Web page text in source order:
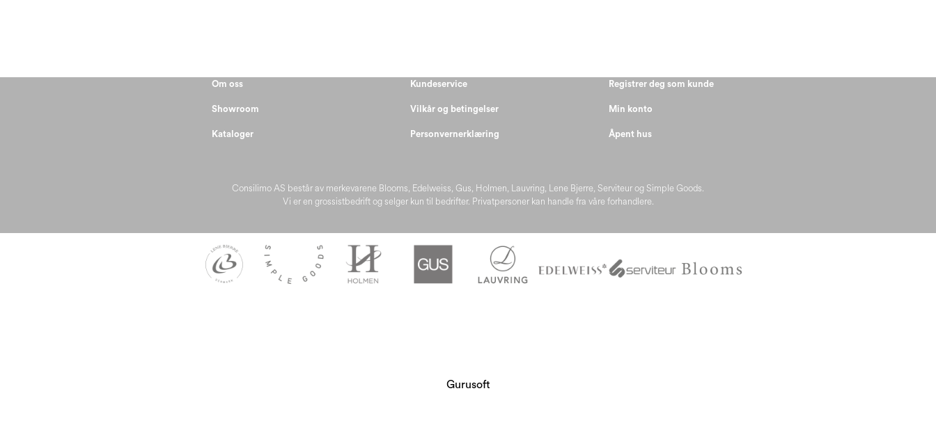
Consilimo AS består av merkevarene Blooms, Edelweiss, Gus, Holmen, Lauvring, Lene Bjerre, Serviteur og Simple Goods.
Vi er en grossistbedrift og selger kun til bedrifter. Privatpersoner kan handle fra våre forhandlere.
Om oss
Showroom
Kataloger
Kundeservice
Vilkår og betingelser
Personvernerklæring
Registrer deg som kunde
Min konto
Åpent hus
Gurusoft